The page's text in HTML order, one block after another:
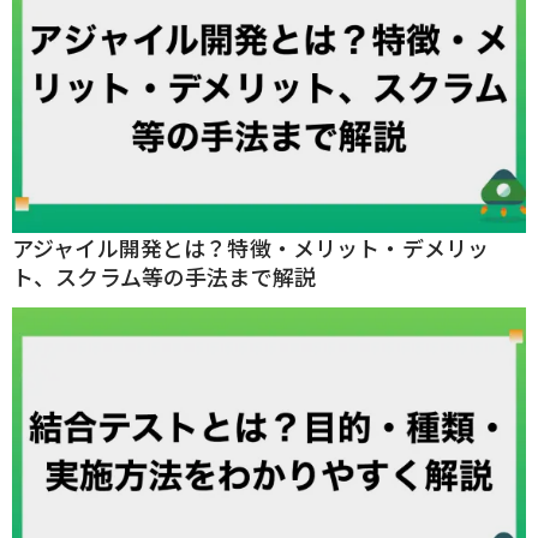
アジャイル開発とは？特徴・メリット・デメリッ
ト、スクラム等の手法まで解説